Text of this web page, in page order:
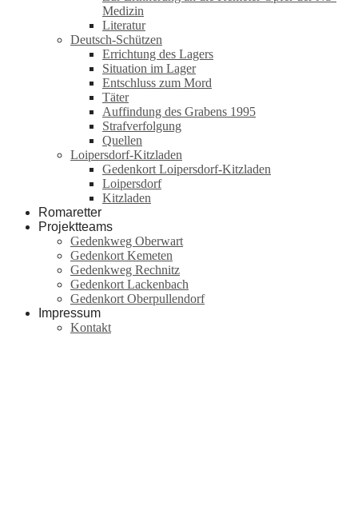
Medizin
Literatur
Deutsch-Schützen
Errichtung des Lagers
Situation im Lager
Entschluss zum Mord
Täter
Auffindung des Grabens 1995
Strafverfolgung
Quellen
Loipersdorf-Kitzladen
Gedenkort Loipersdorf-Kitzladen
Loipersdorf
Kitzladen
Romaretter
Projektteams
Gedenkweg Oberwart
Gedenkort Kemeten
Gedenkweg Rechnitz
Gedenkort Lackenbach
Gedenkort Oberpullendorf
Impressum
Kontakt